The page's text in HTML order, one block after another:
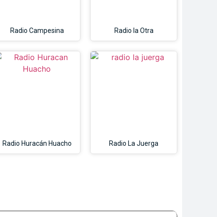
Radio Campesina Radio la Otra
Radio Huracán Huacho Radio La Juerga